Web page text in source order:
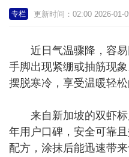
专栏 更新时间：02:00 2026-01-
近日气温骤降，容易
手脚出现紧绷或抽筋现
摆脱寒冷，享受温暖轻松
来自新加坡的双虾标
年用户口碑，安全可靠
配方，涂抹后能迅速带